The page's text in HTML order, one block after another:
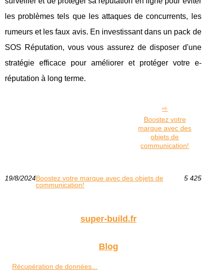
les problèmes tels que les attaques de concurrents, les
rumeurs et les faux avis. En investissant dans un pack de
SOS Réputation, vous vous assurez de disposer d'une
stratégie efficace pour améliorer et protéger votre e-
réputation à long terme.
Boostez votre
marque avec des
objets de
communication!
19/8/2024Boostez votre marque avec des objets de
communication!
5 425
super-build.fr
Blog
Récupération de données...